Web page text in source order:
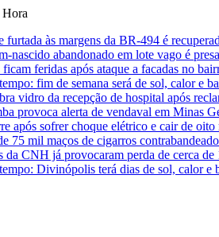
furtada às margens da BR-494 é
nascido abandonado em lote vago é
ficam feridas após ataque a facadas no
fim de semana será de sol, calor e
vidro da recepção de hospital após
provoca alerta de vendaval em Minas
após sofrer choque elétrico e cair de oito
75 mil maços de cigarros
da CNH já provocaram perda de cerca
Divinópolis terá dias de sol, calor e